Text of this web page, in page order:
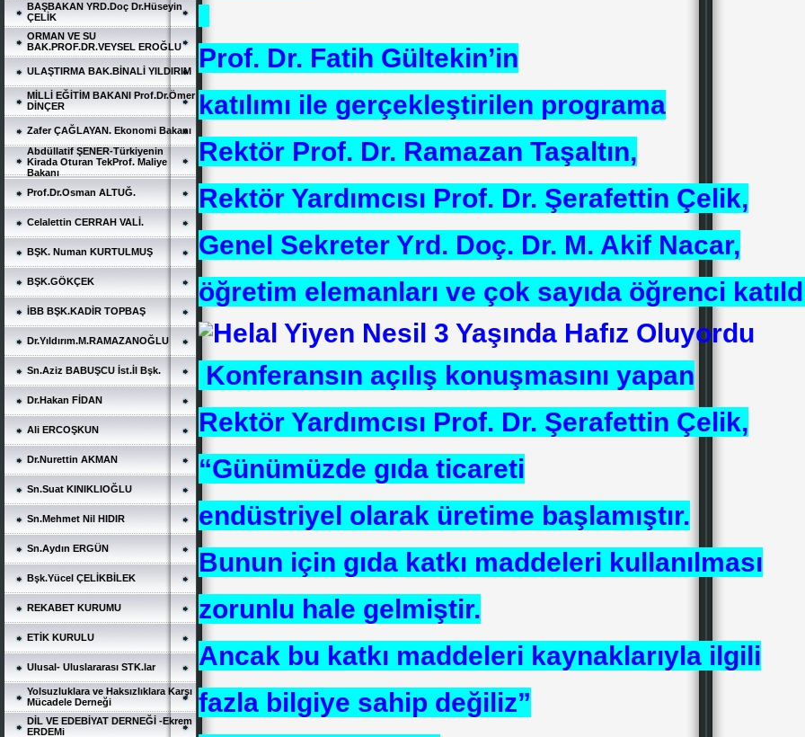
BAŞBAKAN YRD.Doç Dr.Hüseyin
ÇELİK
ORMAN VE SU
BAK.PROF.DR.VEYSEL EROĞLU
ULAŞTIRMA BAK.BİNALİ YILDIRIM
MİLLİ EĞİTİM BAKANI Prof.Dr.Ömer
DİNÇER
Zafer ÇAĞLAYAN. Ekonomi Bakanı
Abdüllatif ŞENER-Türkiyenin
Kirada Oturan TekProf. Maliye
Bakanı
Prof.Dr.Osman ALTUĞ.
Celalettin CERRAH VALİ.
BŞK. Numan KURTULMUŞ
BŞK.GÖKÇEK
İBB BŞK.KADİR TOPBAŞ
Dr.Yıldırım.M.RAMAZANOĞLU
Sn.Aziz BABUŞCU İst.İl Bşk.
Dr.Hakan FİDAN
Ali ERCOŞKUN
Dr.Nurettin AKMAN
Sn.Suat KINIKLIOĞLU
Sn.Mehmet Nil HIDIR
Sn.Aydın ERGÜN
Bşk.Yücel ÇELİKBİLEK
REKABET KURUMU
ETİK KURULU
Ulusal- Uluslararası STK.lar
Yolsuzluklara ve Haksızlıklara Karşı
Mücadele Derneği
DİL VE EDEBİYAT DERNEĞİ -Ekrem
ERDEMi
Prof. Dr. Fatih Gültekin’in
katılımı ile gerçekleştirilen programa
Rektör Prof. Dr. Ramazan Taşaltın,
Rektör Yardımcısı Prof. Dr. Şerafettin Çelik,
Genel Sekreter Yrd. Doç. Dr. M. Akif Nacar,
öğretim elemanları ve çok sayıda öğrenci
Konferansın açılış konuşmasını yapan
Rektör Yardımcısı Prof. Dr. Şerafettin Çelik,
“Günümüzde gıda ticareti
endüstriyel olarak üretime başlamıştır.
Bunun için gıda katkı maddeleri kullanılması
zorunlu hale gelmiştir.
Ancak bu katkı maddeleri kaynaklarıyla ilgili
fazla bilgiye sahip değiliz”